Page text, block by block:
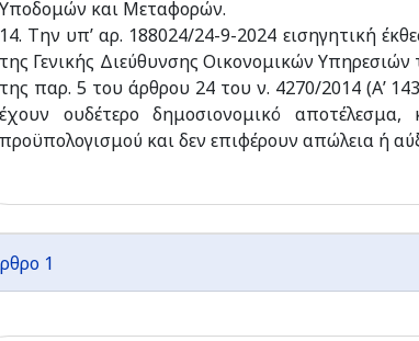
Υποδομών και Μεταφορών.
14. Την υπ’ αρ. 188024/24-9-2024 εισηγητική
της Γενικής Διεύθυνσης Οικονομικών
της παρ. 5 του άρθρου 24 του ν. 4270/2014 (Α’
έχουν ουδέτερο δημοσιονομικό
προϋπολογισμού και δεν επιφέρουν απώλεια ή
1